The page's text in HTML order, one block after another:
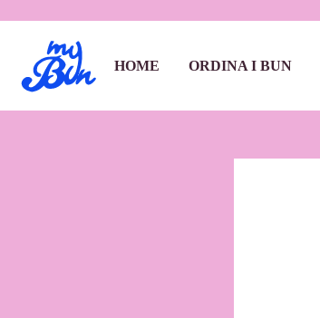
HOME ORDINA I BUN